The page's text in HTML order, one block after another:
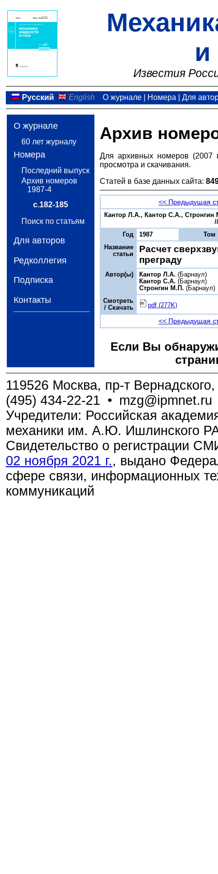
и
Известия
Русский English О журнале| Номера Для
О журнале
60 лет журналу
Номера
Последний выпуск
Архив номеров
1987-4
с.182-185
Поиск по статьям
Для авторов
Редколлегия
Подписка
Контакты
Архив
Для архивных номеров (2007
просмотра и скачивания.
Статей в базе данных сайта:
<< Предыдущая
Кантор Л.А., Кантор С.А., Стронгин
Год
1987
Том
Название
статьи
Расчет
преграду
Автор(ы) Кантор Л.А. (Барнаул)
Кантор С.А. (Барнаул)
Стронгин М.П. (Барнаул)
Смотреть
/ Скачать
pdf (277K)
<< Предыдущая
Если Вы
119526 Москва, пр-т
(495) 434-22-21 • mzg@ipmnet.ru
Учредители: Российская
механики им. А.Ю. Ишлинского
Свидетельство о регистрации
02 ноября 2021 г., выдано
сфере связи, информационных
коммуникаций